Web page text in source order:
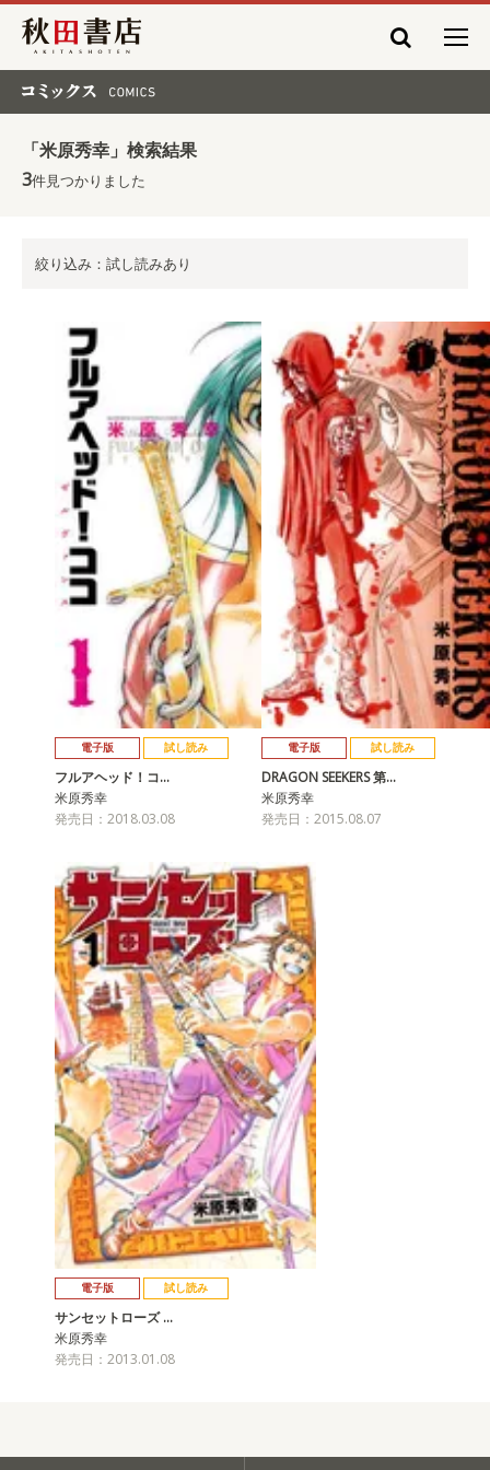
秋田書店
「米原秀幸」検索結果
3件見つかりました
絞り込み：試し読みあり
電子版 試し読み
フルアヘッド！コ…
米原秀幸
発売日：2018.03.08
電子版 試し読み
DRAGON SEEKERS 第…
米原秀幸
発売日：2015.08.07
電子版 試し読み
サンセットローズ …
米原秀幸
発売日：2013.01.08